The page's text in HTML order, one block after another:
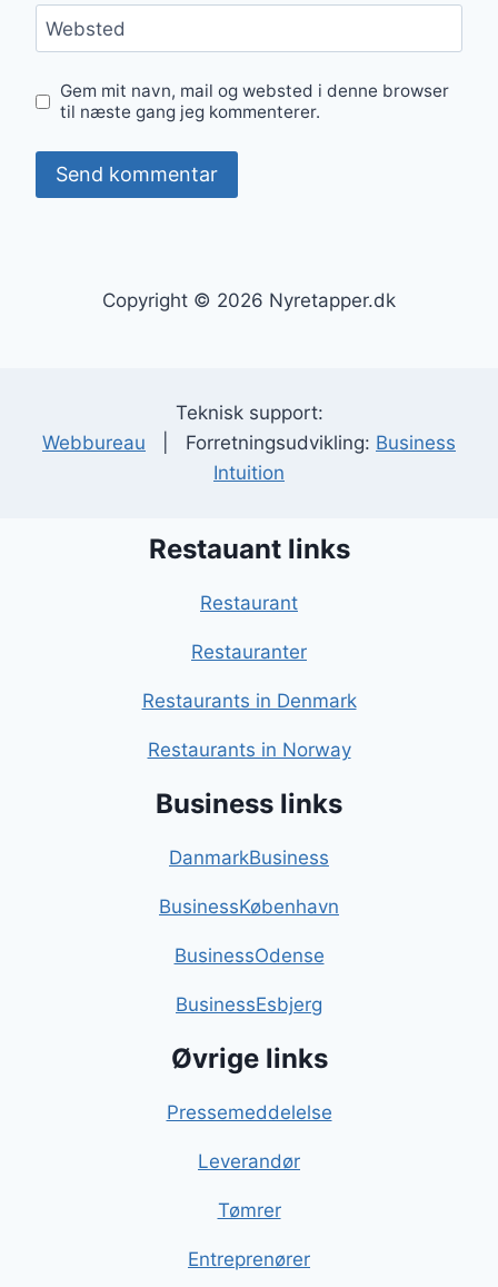
Websted
Gem mit navn, mail og websted i denne browser
til næste gang jeg kommenterer.
Copyright © 2026 Nyretapper.dk
Teknisk support:
Webbureau | Forretningsudvikling: Business
Intuition
Restauant links
Restaurant
Restauranter
Restaurants in Denmark
Restaurants in Norway
Business links
DanmarkBusiness
BusinessKøbenhavn
BusinessOdense
BusinessEsbjerg
Øvrige links
Pressemeddelelse
Leverandør
Tømrer
Entreprenører